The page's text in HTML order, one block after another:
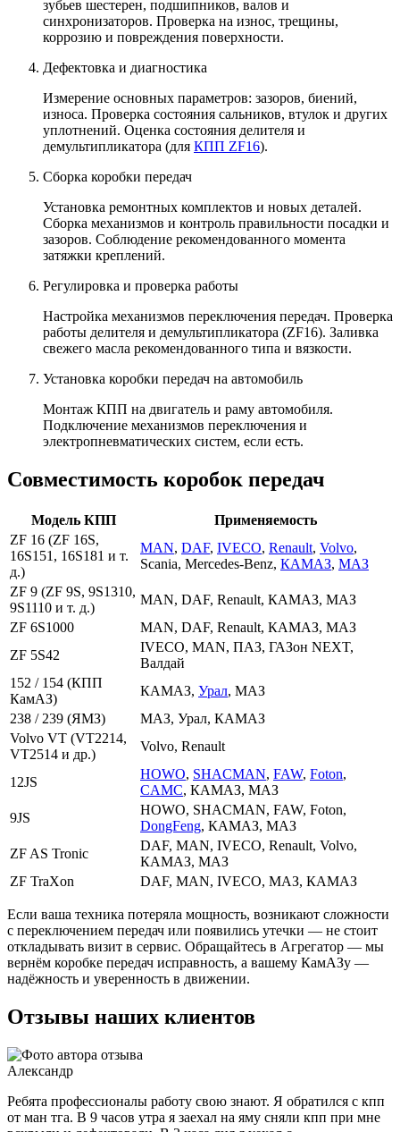
зубьев шестерен, подшипников, валов и
синхронизаторов. Проверка на износ, трещины,
коррозию и повреждения поверхности.
Дефектовка и диагностика
Измерение основных параметров: зазоров, биений,
износа. Проверка состояния сальников, втулок и других
уплотнений. Оценка состояния делителя и
демультипликатора (для КПП ZF16).
Сборка коробки передач
Установка ремонтных комплектов и новых деталей.
Сборка механизмов и контроль правильности посадки и
зазоров. Соблюдение рекомендованного момента
затяжки креплений.
Регулировка и проверка работы
Настройка механизмов переключения передач. Проверка
работы делителя и демультипликатора (ZF16). Заливка
свежего масла рекомендованного типа и вязкости.
Установка коробки передач на автомобиль
Монтаж КПП на двигатель и раму автомобиля.
Подключение механизмов переключения и
электропневматических систем, если есть.
Совместимость коробок передач
Модель КПП
Применяемость
ZF 16 (ZF 16S,
16S151, 16S181 и т.
д.)
MAN, DAF, IVECO, Renault, Volvo,
Scania, Mercedes-Benz, КАМАЗ, МАЗ
ZF 9 (ZF 9S, 9S1310,
9S1110 и т. д.)
MAN, DAF, Renault, КАМАЗ, МАЗ
ZF 6S1000
MAN, DAF, Renault, КАМАЗ, МАЗ
ZF 5S42
IVECO, MAN, ПАЗ, ГАЗон NEXT,
Валдай
152 / 154 (КПП
КамАЗ)
КАМАЗ, Урал, МАЗ
238 / 239 (ЯМЗ)
МАЗ, Урал, КАМАЗ
Volvo VT (VT2214,
VT2514 и др.)
Volvo, Renault
12JS
HOWO, SHACMAN, FAW, Foton,
CAMC, КАМАЗ, МАЗ
9JS
HOWO, SHACMAN, FAW, Foton,
DongFeng, КАМАЗ, МАЗ
ZF AS Tronic
DAF, MAN, IVECO, Renault, Volvo,
КАМАЗ, МАЗ
ZF TraXon
DAF, MAN, IVECO, МАЗ, КАМАЗ
Если ваша техника потеряла мощность, возникают сложности
с переключением передач или появились утечки — не стоит
откладывать визит в сервис. Обращайтесь в Агрегатор — мы
вернём коробке передач исправность, а вашему КамАЗу —
надёжность и уверенность в движении.
Отзывы наших клиентов
Александр
Ребята профессионалы работу свою знают. Я обратился с кпп
от ман тга. В 9 часов утра я заехал на яму сняли кпп при мне